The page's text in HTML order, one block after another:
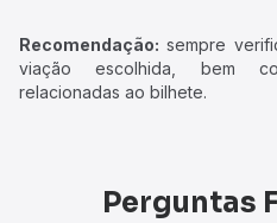
Recomendação: sempre
viação escolhida, bem
relacionadas ao bilhete.
Perguntas